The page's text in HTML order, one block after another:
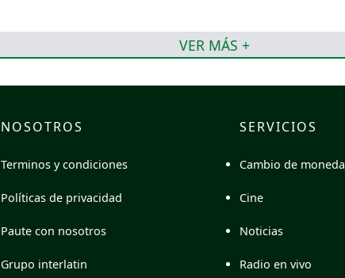
VER MÁS +
NOSOTROS
Terminos y condiciones
Políticas de privacidad
Paute con nosotros
Grupo interlatin
SERVICIOS
Cambio de moneda
Cine
Noticias
Radio en vivo